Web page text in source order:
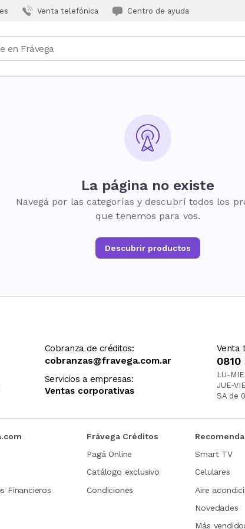
Venta telefónica Centro de ayuda
La página no existe
Navegá por las categorías y descubrí todos los
que tenemos para vos.
Descubrir productos
Cobranza de créditos:
cobranzas@fravega.com.ar
Servicios a empresas:
Ventas corporativas
Venta
0810
LU-
JUE-
SA de
Financieros
Frávega Créditos
Pagá Online
Catálogo exclusivo
Condiciones
Smart TV
Celulares
Aire
Novedades
Más